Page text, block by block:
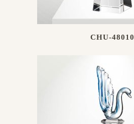
CHU-48010